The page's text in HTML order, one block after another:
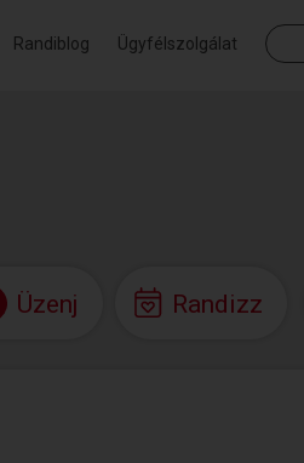
Randiblog Ügyfélszolgálat
Üzenj Randizz